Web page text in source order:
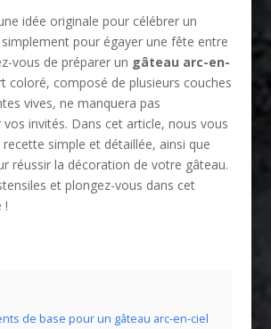
idée originale pour célébrer un
pour égayer une fête entre
vous de préparer un gâteau arc-en-
coloré, composé de plusieurs couches
vives, ne manquera pas
vos invités. Dans cet article, nous vous
simple et détaillée, ainsi que
réussir la décoration de votre gâteau.
et plongez-vous dans cet
!
de base pour un gâteau arc-en-ciel